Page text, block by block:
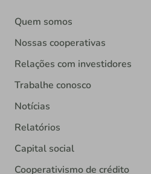
Quem somos
Nossas cooperativas
Relações com investidores
Trabalhe conosco
Notícias
Relatórios
Capital social
Cooperativismo de crédito